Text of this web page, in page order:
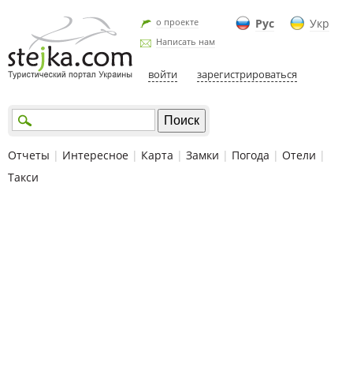
Рус Укр
о проекте
Написать нам
войти зарегистрироваться
Отчеты | Интересное | Карта | Замки | Погода | Отели |
Такси